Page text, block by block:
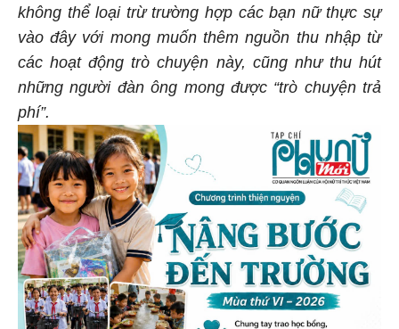
không thể loại trừ trường hợp các bạn nữ thực sự
vào đây với mong muốn thêm nguồn thu nhập từ
các hoạt động trò chuyện này, cũng như thu hút
những người đàn ông mong được “trò chuyện trả
phí”.